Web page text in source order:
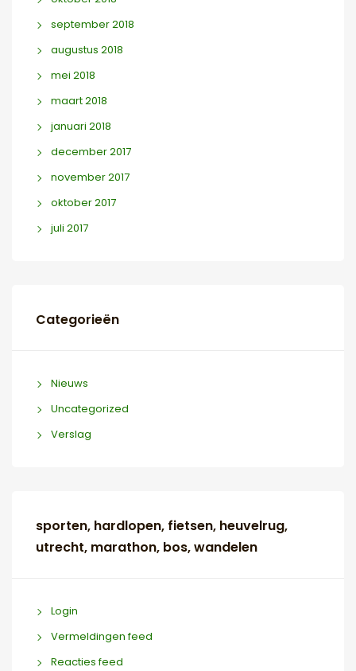
september 2018
augustus 2018
mei 2018
maart 2018
januari 2018
december 2017
november 2017
oktober 2017
juli 2017
Categorieën
Nieuws
Uncategorized
Verslag
sporten, hardlopen, fietsen, heuvelrug,
utrecht, marathon, bos, wandelen
Login
Vermeldingen feed
Reacties feed